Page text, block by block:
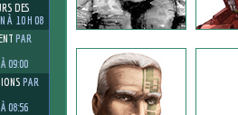
DES
À 10 H 08
PAR
09:00
PAR
08:56